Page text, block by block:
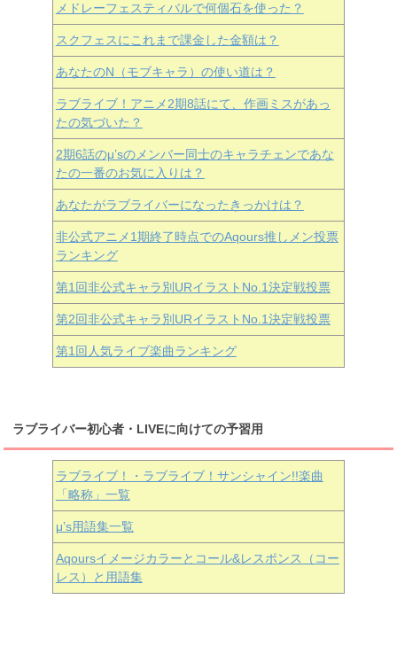
メドレーフェスティバルで何個石を使った？
スクフェスにこれまで課金した金額は？
あなたのN（モブキャラ）の使い道は？
ラブライブ！アニメ2期8話にて、作画ミスがあっ
たの気づいた？
2期6話のμ’sのメンバー同士のキャラチェンであな
たの一番のお気に入りは？
あなたがラブライバーになったきっかけは？
非公式アニメ1期終了時点でのAqours推しメン投票
ランキング
第1回非公式キャラ別URイラストNo.1決定戦投票
第2回非公式キャラ別URイラストNo.1決定戦投票
第1回人気ライブ楽曲ランキング
ラブライバー初心者・LIVEに向けての予習用
ラブライブ！・ラブライブ！サンシャイン!!楽曲
「略称」一覧
μ’s用語集一覧
Aqoursイメージカラーとコール&レスポンス（コー
レス）と用語集